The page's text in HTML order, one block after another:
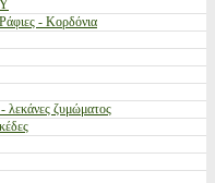
- Κορδόνια
λεκάνες ζυμώματος